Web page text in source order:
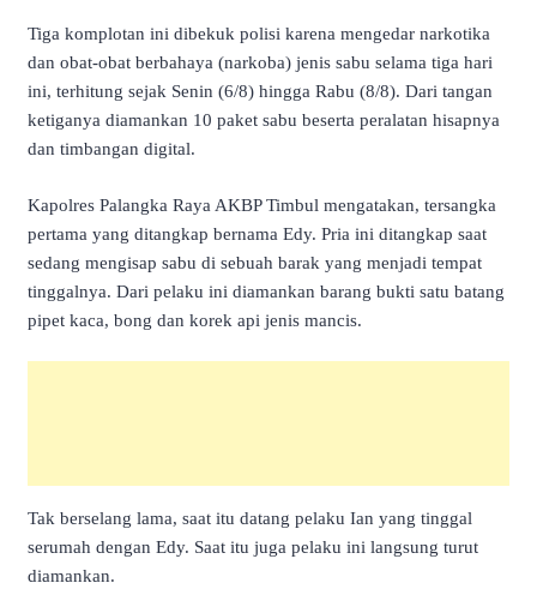
Tiga komplotan ini dibekuk polisi karena mengedar narkotika
dan obat-obat berbahaya (narkoba) jenis sabu selama tiga hari
ini, terhitung sejak Senin (6/8) hingga Rabu (8/8). Dari tangan
ketiganya diamankan 10 paket sabu beserta peralatan hisapnya
dan timbangan digital.
Kapolres Palangka Raya AKBP Timbul mengatakan, tersangka
pertama yang ditangkap bernama Edy. Pria ini ditangkap saat
sedang mengisap sabu di sebuah barak yang menjadi tempat
tinggalnya. Dari pelaku ini diamankan barang bukti satu batang
pipet kaca, bong dan korek api jenis mancis.
Tak berselang lama, saat itu datang pelaku Ian yang tinggal
serumah dengan Edy. Saat itu juga pelaku ini langsung turut
diamankan.